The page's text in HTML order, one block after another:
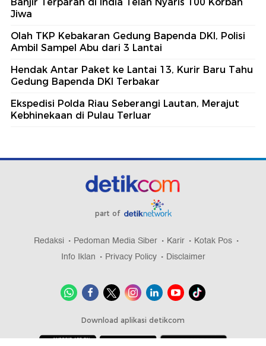
Banjir Terparah di India Telan Nyaris 100 Korban
Jiwa
Olah TKP Kebakaran Gedung Bapenda DKI, Polisi
Ambil Sampel Abu dari 3 Lantai
Hendak Antar Paket ke Lantai 13, Kurir Baru Tahu
Gedung Bapenda DKI Terbakar
Ekspedisi Polda Riau Seberangi Lautan, Merajut
Kebhinekaan di Pulau Terluar
part of
Redaksi Pedoman Media Siber Karir
Kotak Pos
Info Iklan
Privacy Policy Disclaimer
Download aplikasi detikcom